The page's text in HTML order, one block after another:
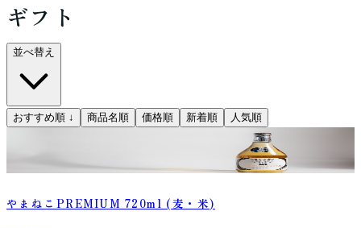
ギフト
並べ替え
おすすめ順 ↓ 商品名順 価格順 新着順 人気順
やまねこPREMIUM 720ml (麦・米)